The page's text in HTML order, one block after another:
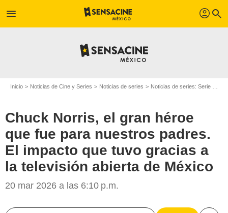
menu profil search
Inicio Noticias de Cine y Series Noticias de series Noticias de series: Serie de televisión
Chuck Norris, el gran héroe
que fue para nuestros padres.
El impacto que tuvo gracias a
la televisión abierta de México
20 mar 2026 a las 6:10 p.m.